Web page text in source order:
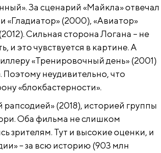
За сценарий «Майкла» отвечал
(2000), «Авиатор»
Сильная сторона Логана – не
и это чувствуется в картине. А
«Тренировочный день» (2001)
Поэтому неудивительно, что
«блокбастерности».
(2018), историей группы
Оба фильма не слишком
зрителям. Тут и высокие оценки, и
– за всю историю (903 млн